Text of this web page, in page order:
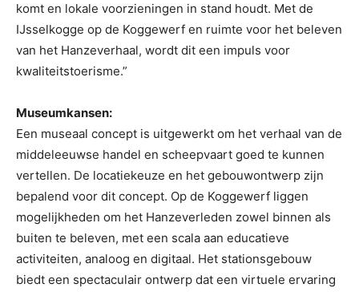
komt en lokale voorzieningen in stand houdt. Met de
IJsselkogge op de Koggewerf en ruimte voor het beleven
van het Hanzeverhaal, wordt dit een impuls voor
kwaliteitstoerisme.”
Museumkansen:
Een museaal concept is uitgewerkt om het verhaal van de
middeleeuwse handel en scheepvaart goed te kunnen
vertellen. De locatiekeuze en het gebouwontwerp zijn
bepalend voor dit concept. Op de Koggewerf liggen
mogelijkheden om het Hanzeverleden zowel binnen als
buiten te beleven, met een scala aan educatieve
activiteiten, analoog en digitaal. Het stationsgebouw
biedt een spectaculair ontwerp dat een virtuele ervaring